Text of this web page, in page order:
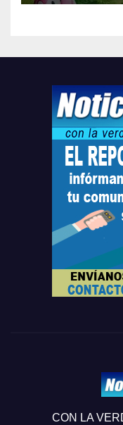
CON LA